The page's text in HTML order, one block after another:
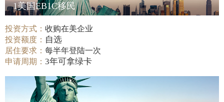
1美国EB1C移民
投资方式：收购在美企业
投资额度： 自选
居住要求：每半年登陆一次
申请周期：3年可拿绿卡